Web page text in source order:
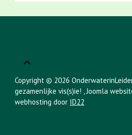
Copyright © 2026
gezamenlijke vis(s)ie! , Joomla
webhosting door ID22